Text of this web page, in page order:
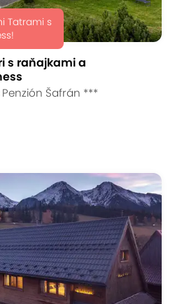
Tatrami s
s raňajkami a
Šafrán ***